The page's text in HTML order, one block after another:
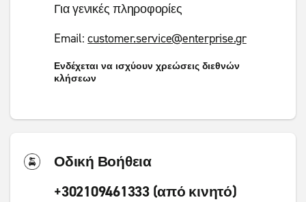
Για γενικές πληροφορίες
Email:customer.service@enterprise.gr
Ενδέχεται να ισχύουν χρεώσεις διεθνών
κλήσεων
Οδική Βοήθεια
+302109461333 (από κινητό)